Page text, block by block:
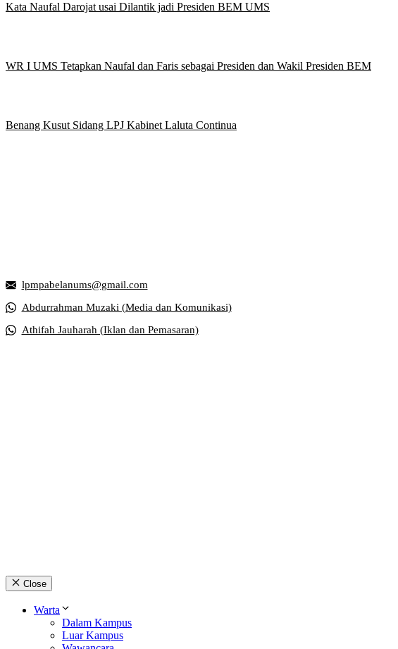
Kata Naufal Darojat usai Dilantik jadi Presiden BEM UMS
WR I UMS Tetapkan Naufal dan Faris sebagai Presiden dan Wakil Presiden BEM
Benang Kusut Sidang LPJ Kabinet Laluta Continua
lpmpabelanums@gmail.com
Abdurrahman Muzaki (Media dan Komunikasi)
Athifah Jauharah (Iklan dan Pemasaran)
Close
Warta
Dalam Kampus
Luar Kampus